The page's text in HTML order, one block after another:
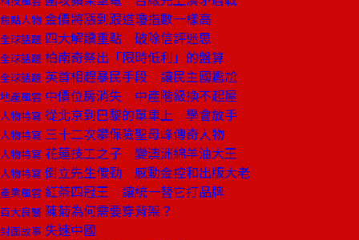
焦點人物 金價將漲到跟道瓊指數一樣高
全球話題 四大解讀重點 破除信評迷思
全球話題 柏南奇祭出「限時低利」的盤算
全球話題 英首相趕暴民手段 讓民主國尷尬
地產風雲 中價位房消失 中產階級換不起屋
人物特寫 從北京到巴黎的單車上 學會放手
人物特寫 三十二次攀保險聖母峰傳奇人物
人物特寫 花蓮技工之子 變澳洲綿羊油大王
人物特寫 倒立先生傻勁 感動金控和出版大老
產業風雲 紅茶四冠王 讓統一替它打品牌
百大良醫 陳菊為何需要穿背架？
封面故事 失速中國